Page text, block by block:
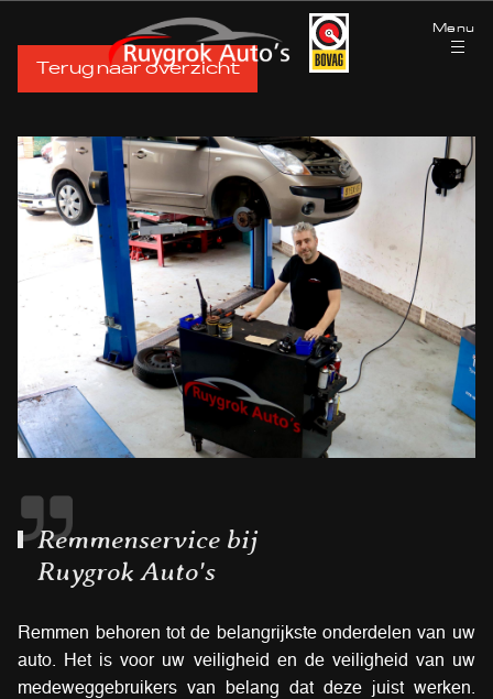
Menu
Terug naar overzicht
Remmenservice bij
Ruygrok Auto's
Remmen behoren tot de belangrijkste onderdelen van uw
auto. Het is voor uw veiligheid en de veiligheid van uw
medeweggebruikers van belang dat deze juist werken.